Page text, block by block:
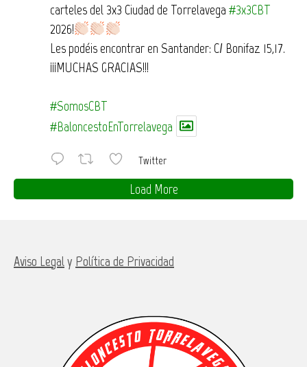
carteles del 3x3 Ciudad de Torrelavega#3x3CBT
2026!
Les podéis encontrar en Santander: C/ Bonifaz 15,17.
¡¡¡MUCHAS GRACIAS!!!
#SomosCBT
#BaloncestoEnTorrelavega
Twitter
Load More
Aviso Legaly Política de Privacidad